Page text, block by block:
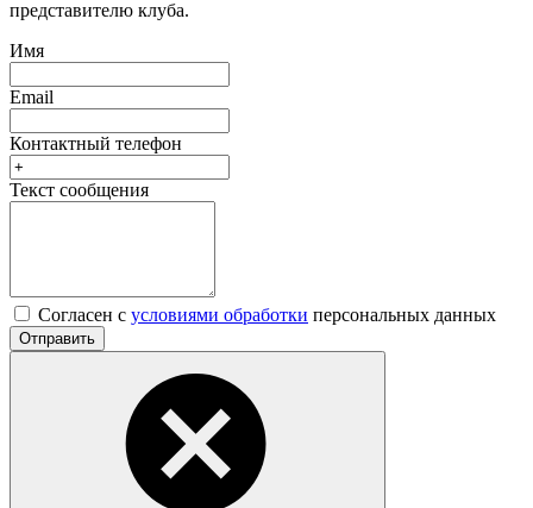
представителю клуба.
Имя
Email
Контактный телефон
Текст сообщения
Согласен с условиями обработки персональных данных
Отправить